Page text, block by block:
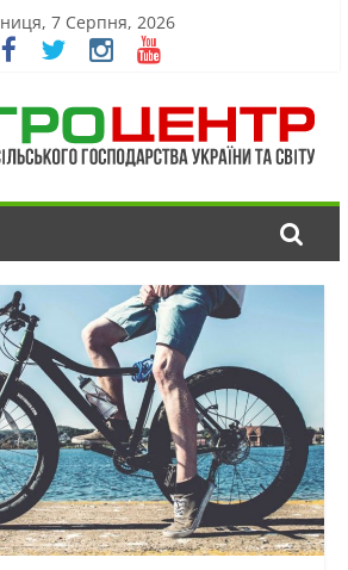
7 Серпня, 2026